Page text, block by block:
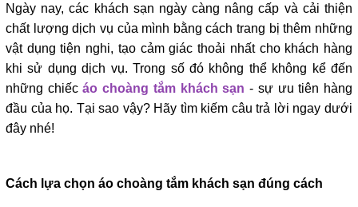
Ngày nay, các khách sạn ngày càng nâng cấp và cải thiện
chất lượng dịch vụ của mình bằng cách trang bị thêm những
vật dụng tiện nghi, tạo cảm giác thoải nhất cho khách hàng
khi sử dụng dịch vụ. Trong số đó không thể không kể đến
những chiếcáo choàng tắm khách sạn - sự ưu tiên hàng
đầu của họ. Tại sao vậy? Hãy tìm kiếm câu trả lời ngay dưới
đây nhé!
Cách lựa chọn áo choàng tắm khách sạn đúng cách